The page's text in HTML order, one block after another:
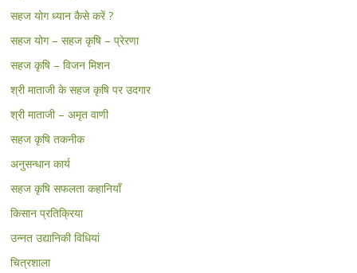
सहज योग ध्यान कैसे करें ?
सहज योग – सहज कृषि – प्रेरणा
सहज कृषि – विजन मिशन
श्री माताजी के सहज कृषि पर उदगार
श्री माताजी – अमृत वाणी
सहज कृषि तकनीक
अनुसन्धान कार्य
सहज कृषि सफलता कहानियाँ
किसान प्रतिक्रिया
उन्नत उद्यानिकी विधियां
चित्रशाला